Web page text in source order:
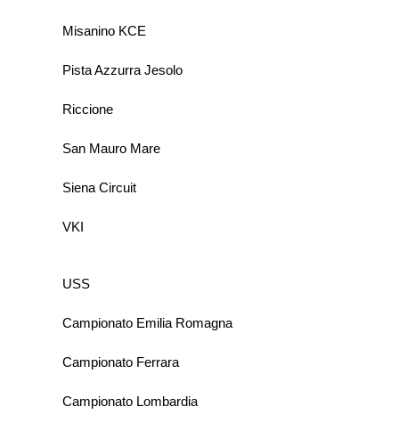
Misanino KCE
Pista Azzurra Jesolo
Riccione
San Mauro Mare
Siena Circuit
VKI
USS
Campionato Emilia Romagna
Campionato Ferrara
Campionato Lombardia